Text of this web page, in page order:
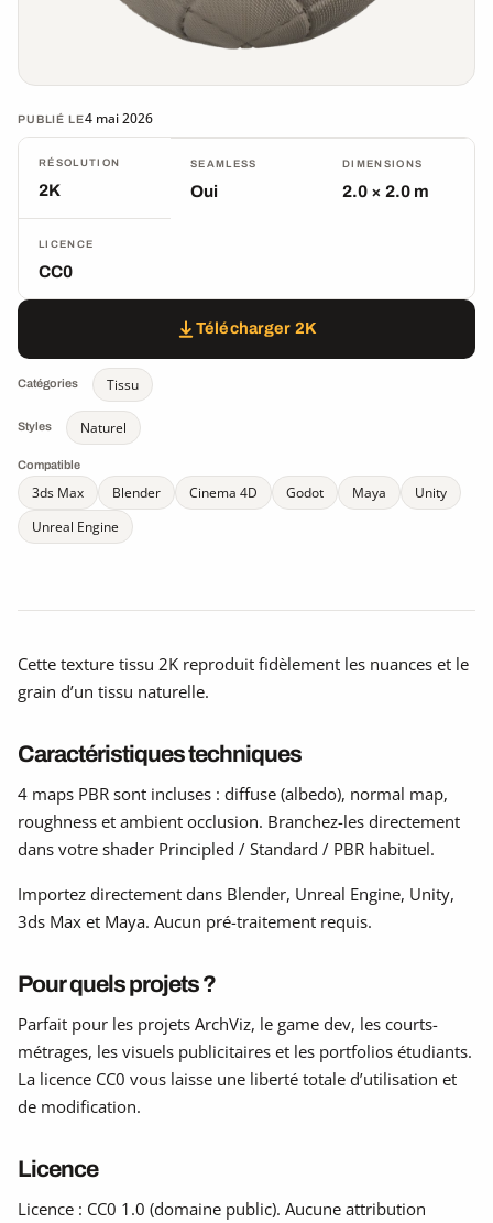
PUBLIÉ LE4 mai 2026
RÉSOLUTION
2K
SEAMLESS
Oui
DIMENSIONS
2.0 × 2.0 m
LICENCE
CC0
Télécharger 2K
Catégories Tissu
Styles Naturel
Compatible
3ds Max Blender Cinema 4D Godot Maya
Unity
Unreal Engine
Cette texture tissu 2K reproduit fidèlement les nuances et le
grain d’un tissu naturelle.
Caractéristiques techniques
4 maps PBR sont incluses : diffuse (albedo), normal map,
roughness et ambient occlusion. Branchez-les directement
dans votre shader Principled / Standard / PBR habituel.
Importez directement dans Blender, Unreal Engine, Unity,
3ds Max et Maya. Aucun pré-traitement requis.
Pour quels projets ?
Parfait pour les projets ArchViz, le game dev, les courts-
métrages, les visuels publicitaires et les portfolios étudiants.
La licence CC0 vous laisse une liberté totale d’utilisation et
de modification.
Licence
Licence : CC0 1.0 (domaine public). Aucune attribution